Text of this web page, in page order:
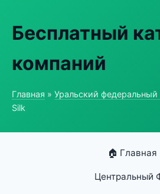
Бесплатный
компаний
Главная » Уральский федеральный
Silk
🏠 Главная
Центральный